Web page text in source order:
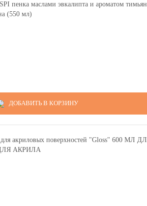
(550 мл)
ДОБАВИТЬ В КОРЗИНУ
ДЛЯ АКРИЛА